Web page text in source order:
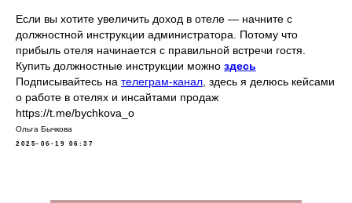
Если вы хотите увеличить доход в отеле — начните с
должностной инструкции администратора. Потому что
прибыль отеля начинается с правильной встречи гостя.
Купить должностные инструкции можно здесь
Подписывайтесь на телеграм-канал , здесь я делюсь кейсами
о работе в отелях и инсайтами продаж
https://t.me/bychkova_o
Ольга Бычкова
2025-06-19 06:37